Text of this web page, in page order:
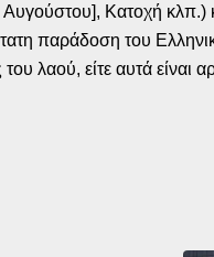
Κατοχή κλπ.)
παράδοση του
λαού, είτε αυτά είναι